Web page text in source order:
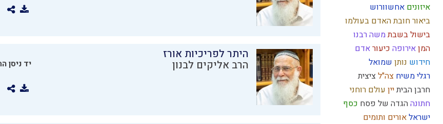
איזונים אחשוורוש
ביאור חובת האדם בעולמו
בישול בשבתמשה רבנו
המןאירופה כיעוראדם
חידוש נותן שמואל
רגלי משיח צה"לציצית
חרבן הביתיין עולם רוחני
חתונההגדה של פסח כסף
ישראלאורים ותומים
היתר לפריכיות אורז
הרב אליקים לבנון יד ניסן